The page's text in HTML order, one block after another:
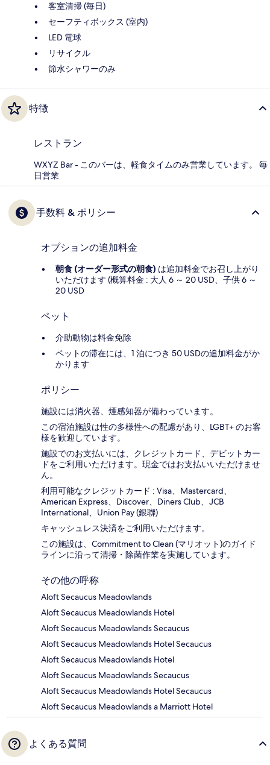
客室清掃 (毎日)
セーフティボックス (室内)
LED 電球
リサイクル
節水シャワーのみ
特徴
レストラン
WXYZ Bar - このバーは、軽食タイムのみ営業しています。 毎
日営業
手数料 & ポリシー
オプションの追加料金
朝食 (オーダー形式の朝食) は追加料金でお召し上がり
いただけます (概算料金 : 大人 6 ～ 20 USD、子供 6 ～
20 USD
ペット
介助動物は料金免除
ペットの滞在には、1 泊につき 50 USDの追加料金がか
かります
ポリシー
施設には消火器、煙感知器が備わっています。
この宿泊施設は性の多様性への配慮があり、LGBT+ のお客
様を歓迎しています。
施設でのお支払いには、クレジットカード、デビットカー
ドをご利用いただけます。現金ではお支払いいただけませ
ん。
利用可能なクレジットカード : Visa、Mastercard、
American Express、Discover、Diners Club、JCB
International、Union Pay (銀聯)
キャッシュレス決済をご利用いただけます。
この施設は、Commitment to Clean (マリオット)のガイド
ラインに沿って清掃・除菌作業を実施しています。
その他の呼称
Aloft Secaucus Meadowlands
Aloft Secaucus Meadowlands Hotel
Aloft Secaucus Meadowlands Secaucus
Aloft Secaucus Meadowlands Hotel Secaucus
Aloft Secaucus Meadowlands Hotel
Aloft Secaucus Meadowlands Secaucus
Aloft Secaucus Meadowlands Hotel Secaucus
Aloft Secaucus Meadowlands a Marriott Hotel
よくある質問